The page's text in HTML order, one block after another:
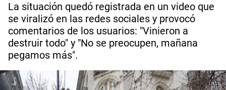
La situación quedó registrada en un video que
se viralizó en las redes sociales y provocó
comentarios de los usuarios: "Vinieron a
destruir todo" y "No se preocupen, mañana
pegamos más".